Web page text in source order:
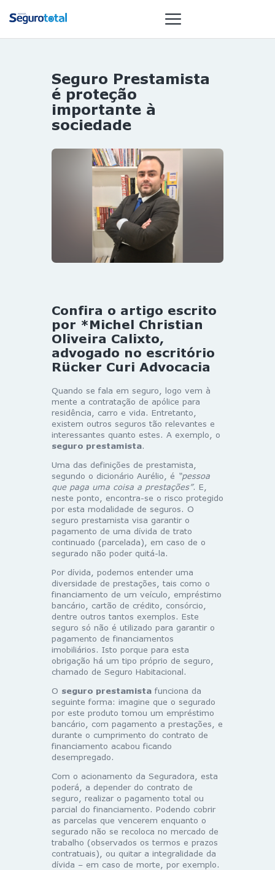
NOTÍCIAS
REVISTA
ESPECIAIS
OURO
ST SUMMIT
MULHERES
GESTORAS
HOMEST
HOME
Seguro Prestamista
é proteção
importante à
sociedade
Confira o artigo escrito
por *Michel Christian
Oliveira Calixto,
advogado no escritório
Rücker Curi Advocacia
Quando se fala em seguro, logo vem à
mente a contratação de apólice para
residência, carro e vida. Entretanto,
existem outros seguros tão relevantes e
interessantes quanto estes. A exemplo, o
seguro prestamista.
Uma das definições de prestamista,
segundo o dicionário Aurélio, é “pessoa
que paga uma coisa a prestações”. E,
neste ponto, encontra-se o risco protegido
por esta modalidade de seguros. O
seguro prestamista visa garantir o
pagamento de uma dívida de trato
continuado (parcelada), em caso de o
segurado não poder quitá-la.
Por dívida, podemos entender uma
diversidade de prestações, tais como o
financiamento de um veículo, empréstimo
bancário, cartão de crédito, consórcio,
dentre outros tantos exemplos. Este
seguro só não é utilizado para garantir o
pagamento de financiamentos
imobiliários. Isto porque para esta
obrigação há um tipo próprio de seguro,
chamado de Seguro Habitacional.
O seguro prestamista funciona da
seguinte forma: imagine que o segurado
por este produto tomou um empréstimo
bancário, com pagamento a prestações, e
durante o cumprimento do contrato de
financiamento acabou ficando
desempregado.
Com o acionamento da Seguradora, esta
poderá, a depender do contrato de
seguro, realizar o pagamento total ou
parcial do financiamento. Podendo cobrir
as parcelas que vencerem enquanto o
segurado não se recoloca no mercado de
trabalho (observados os termos e prazos
contratuais), ou quitar a integralidade da
dívida – em caso de morte, por exemplo.